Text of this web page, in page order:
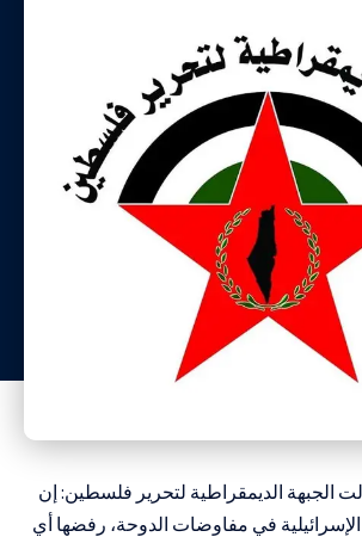
الجبهة الديمقراطية لتحرير فلسطين: إن
في مفاوضات الدوحة، رفضها أي